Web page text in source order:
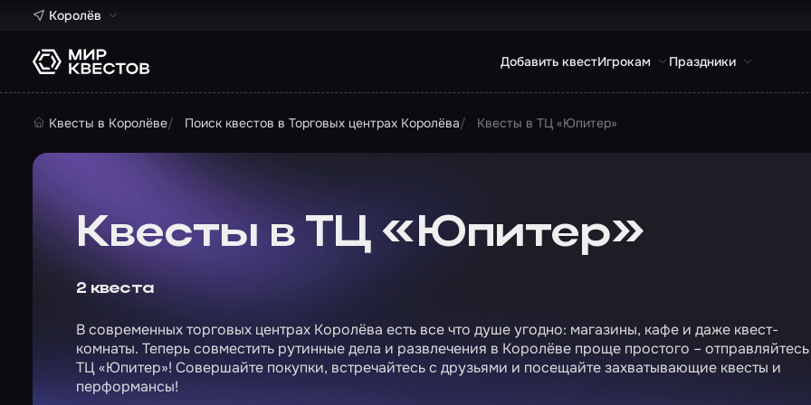
Королёв
Добавить квестИгрокам Праздники
Квесты в Королёве Поиск квестов в Торговых центрах Королёва Квесты в ТЦ «Юпитер»
Квесты в ТЦ «Юпитер»
2 квеста
В современных торговых центрах Королёва есть все что душе угодно: магазины, кафе и даже квест-
комнаты. Теперь совместить рутинные дела и развлечения в Королёве проще простого –
ТЦ «Юпитер»! Совершайте покупки, встречайтесь с друзьями и посещайте захватывающие квесты и
перформансы!